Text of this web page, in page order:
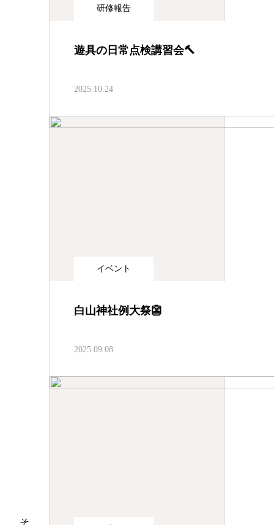
研修報告
遊具の日常点検講習会🔨
2025.10.24
イベント
白山神社例大祭👺
2025.09.08